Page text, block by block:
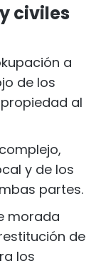
civiles
a
de los
al
y de los
partes.
morada
de
los